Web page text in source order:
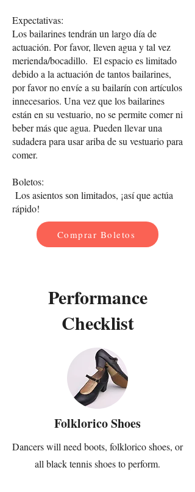
Expectativas:
Los bailarines tendrán un largo día de
actuación. Por favor, lleven agua y tal vez
merienda/bocadillo. El espacio es limitado
debido a la actuación de tantos bailarines,
por favor no envíe a su bailarín con artículos
innecesarios. Una vez que los bailarines
están en su vestuario, no se permite comer ni
beber más que agua. Pueden llevar una
sudadera para usar ariba de su vestuario para
comer.
Boletos:
Los asientos son limitados, ¡así que actúa
rápido!
Comprar Boletos
Performance
Checklist
Folklorico Shoes
Dancers will need boots, folklorico shoes, or
all black tennis shoes to perform.